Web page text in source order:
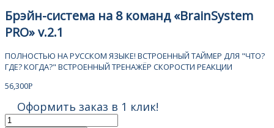
Брэйн-система на 8 команд «BrainSystem
PRO» v.2.1
ПОЛНОСТЬЮ НА РУССКОМ ЯЗЫКЕ! ВСТРОЕННЫЙ ТАЙМЕР ДЛЯ "ЧТО?
ГДЕ? КОГДА?" ВСТРОЕННЫЙ ТРЕНАЖЁР СКОРОСТИ РЕАКЦИИ
56,300Р
Оформить заказ в 1 клик!